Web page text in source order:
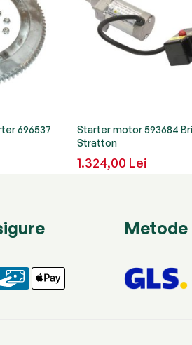
696537
Starter motor 593684
Stratton
1.324,00 Lei
Metode